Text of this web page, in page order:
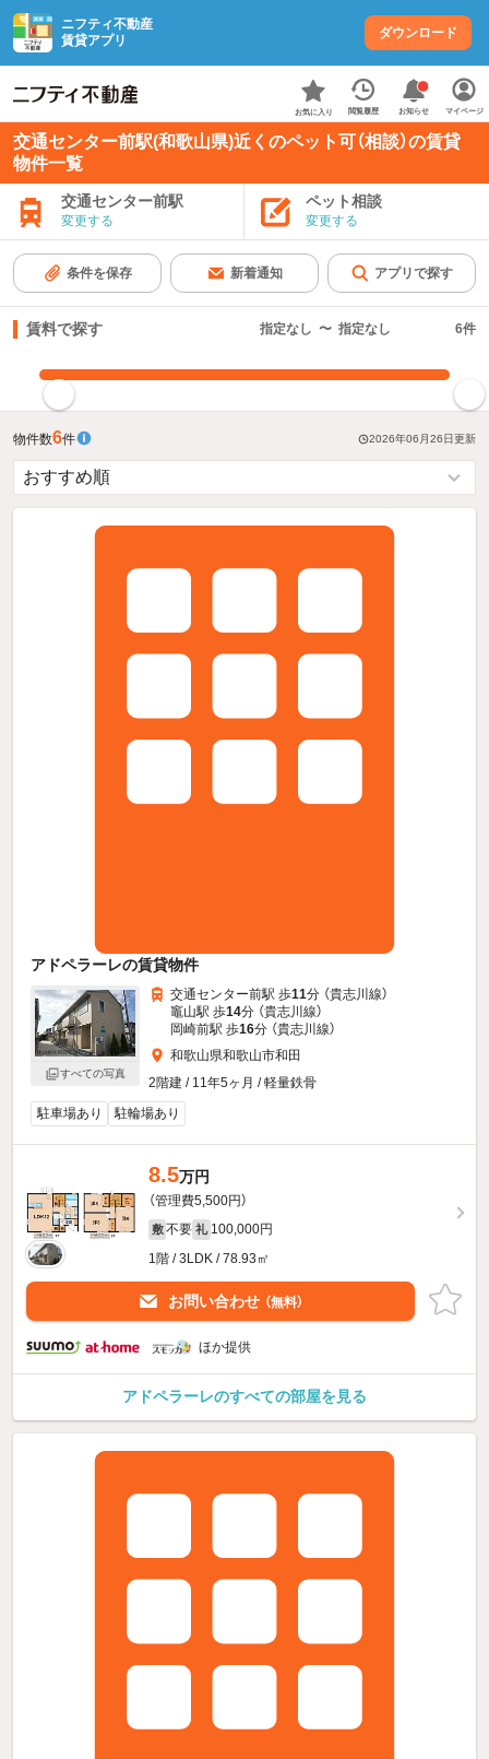
ニフティ不動産
賃貸アプリ
ダウンロード
お気に入り 閲覧履歴 お知らせ マイページ
交通センター前駅(和歌山県)近くのペット可（相談）の賃貸
物件一覧
交通センター前駅
変更する
ペット相談
変更する
条件を保存 新着通知 アプリで探す
賃料で探す 指定なし 〜 指定なし 6件
物件数6件 2026年06月26日更新
アドペラーレの賃貸物件
すべての写真
交通センター前駅 歩11分 （貴志川線）
竈山駅 歩14分 （貴志川線）
岡崎前駅 歩16分 （貴志川線）
和歌山県和歌山市和田
2階建 / 11年5ヶ月 / 軽量鉄骨
駐車場あり
駐輪場あり
8.5万円
（管理費5,500円）
敷 不要 礼 100,000円
1階 / 3LDK / 78.93㎡
お問い合わせ （無料）
ほか提供
アドペラーレのすべての部屋を見る